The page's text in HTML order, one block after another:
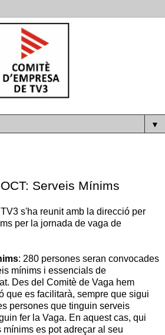
▼
Serveis Mínims
s'ha reunit amb la direcció per
per la jornada de vaga de
: 280 persones seran convocades
mínims i essencials de
Des del Comitè de Vaga hem
que es facilitarà, sempre que sigui
persones que tinguin serveis
fer la Vaga. En aquest cas, qui
es pot adreçar al seu